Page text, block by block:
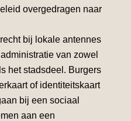
overgedragen naar
bij lokale antennes
van zowel
het stadsdeel. Burgers
of identiteitskaart
bij een sociaal
aan een